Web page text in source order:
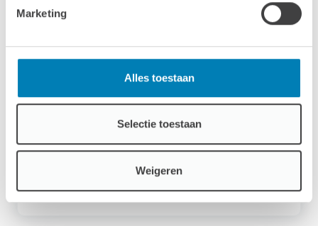
Marketing
Alles toestaan
Selectie toestaan
Weigeren
10.9m²
Paviljoen P3555
2.085,00